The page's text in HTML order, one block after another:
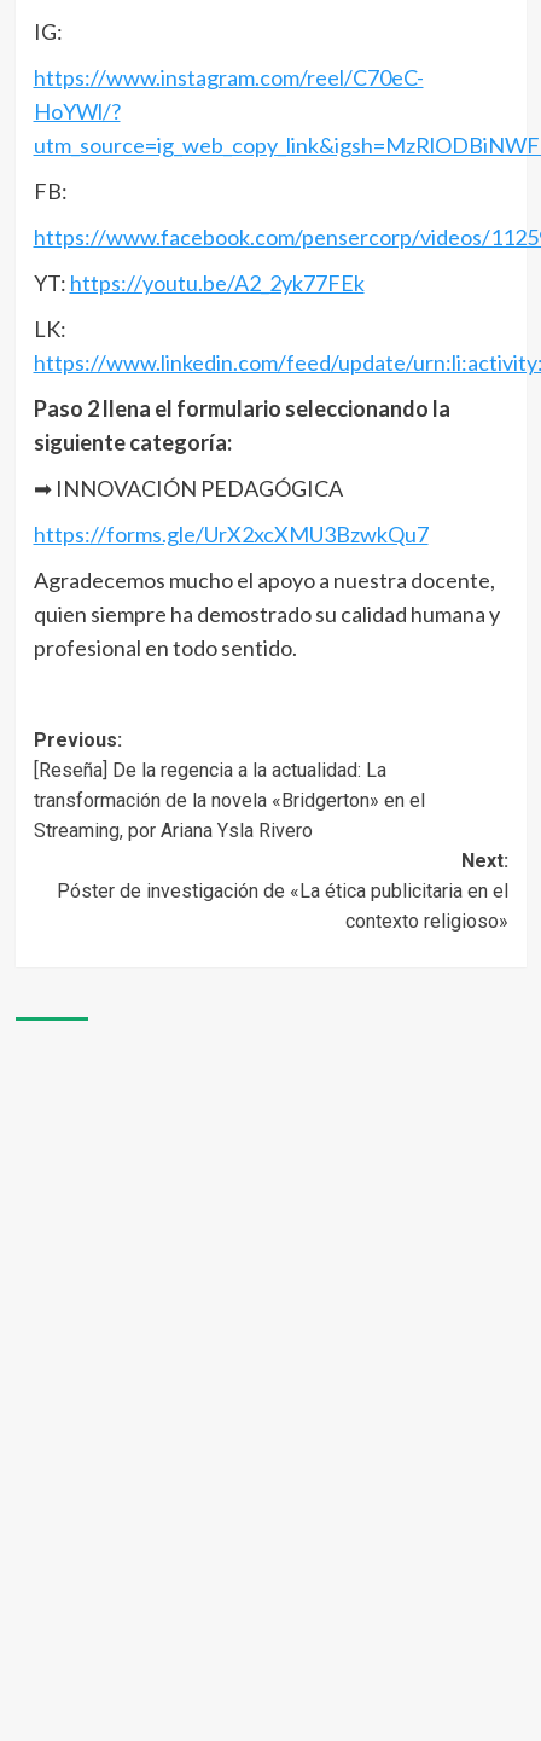
IG:
https://www.instagram.com/reel/C70eC-
HoYWl/?
FB:
https://www.facebook.com/pensercorp/videos/
YT: https://youtu.be/A2_2yk77FEk
LK:
https://www.linkedin.com/feed/update/
Paso 2 llena el formulario seleccionando la
siguiente categoría:
➡ INNOVACIÓN PEDAGÓGICA
https://forms.gle/UrX2xcXMU3BzwkQu7
Agradecemos mucho el apoyo a nuestra docente,
quien siempre ha demostrado su calidad humana y
profesional en todo sentido.
Post
navigation
Previous:
[Reseña] De la regencia a la actualidad: La
transformación de la novela «Bridgerton» en el
Streaming, por Ariana Ysla Rivero
Next:
Póster de investigación de «La ética publicitaria en el
contexto religioso»